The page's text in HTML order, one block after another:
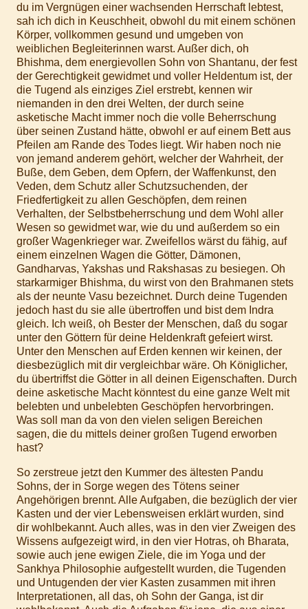
du im Vergnügen einer wachsenden Herrschaft lebtest,
sah ich dich in Keuschheit, obwohl du mit einem schönen
Körper, vollkommen gesund und umgeben von
weiblichen Begleiterinnen warst. Außer dich, oh
Bhishma, dem energievollen Sohn von Shantanu, der fest
der Gerechtigkeit gewidmet und voller Heldentum ist, der
die Tugend als einziges Ziel erstrebt, kennen wir
niemanden in den drei Welten, der durch seine
asketische Macht immer noch die volle Beherrschung
über seinen Zustand hätte, obwohl er auf einem Bett aus
Pfeilen am Rande des Todes liegt. Wir haben noch nie
von jemand anderem gehört, welcher der Wahrheit, der
Buße, dem Geben, dem Opfern, der Waffenkunst, den
Veden, dem Schutz aller Schutzsuchenden, der
Friedfertigkeit zu allen Geschöpfen, dem reinen
Verhalten, der Selbstbeherrschung und dem Wohl aller
Wesen so gewidmet war, wie du und außerdem so ein
großer Wagenkrieger war. Zweifellos wärst du fähig, auf
einem einzelnen Wagen die Götter, Dämonen,
Gandharvas, Yakshas und Rakshasas zu besiegen. Oh
starkarmiger Bhishma, du wirst von den Brahmanen stets
als der neunte Vasu bezeichnet. Durch deine Tugenden
jedoch hast du sie alle übertroffen und bist dem Indra
gleich. Ich weiß, oh Bester der Menschen, daß du sogar
unter den Göttern für deine Heldenkraft gefeiert wirst.
Unter den Menschen auf Erden kennen wir keinen, der
diesbezüglich mit dir vergleichbar wäre. Oh Königlicher,
du übertriffst die Götter in all deinen Eigenschaften. Durch
deine asketische Macht könntest du eine ganze Welt mit
belebten und unbelebten Geschöpfen hervorbringen.
Was soll man da von den vielen seligen Bereichen
sagen, die du mittels deiner großen Tugend erworben
hast?
So zerstreue jetzt den Kummer des ältesten Pandu
Sohns, der in Sorge wegen des Tötens seiner
Angehörigen brennt. Alle Aufgaben, die bezüglich der vier
Kasten und der vier Lebensweisen erklärt wurden, sind
dir wohlbekannt. Auch alles, was in den vier Zweigen des
Wissens aufgezeigt wird, in den vier Hotras, oh Bharata,
sowie auch jene ewigen Ziele, die im Yoga und der
Sankhya Philosophie aufgestellt wurden, die Tugenden
und Untugenden der vier Kasten zusammen mit ihren
Interpretationen, all das, oh Sohn der Ganga, ist dir